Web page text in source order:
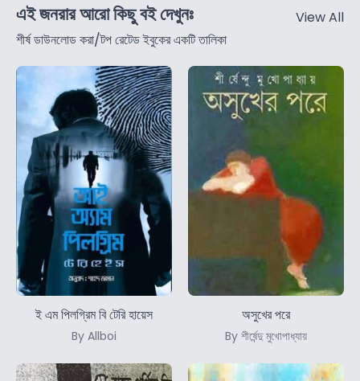
এই জনরার আরো কিছু বই দেখুনঃ
শীর্ষ ডাউনলোড করা/টপ রেটেড ইবুকের একটি তালিকা
View All
ই এম পিলগ্রিম বি টেরি হায়েস
By Allboi
অসুখের পরে
By শীর্ষেন্দু মুখোপাধ্যায়